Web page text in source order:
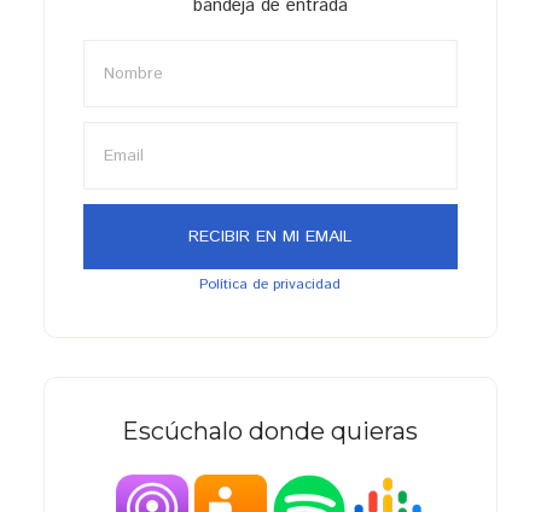
bandeja de entrada
Política de privacidad
Escúchalo donde quieras